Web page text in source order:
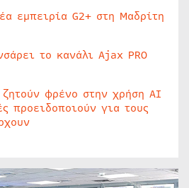
εμπειρία G2+ στη Μαδρίτη
το κανάλι Ajax PRO
ζητούν φρένο στην χρήση AI
προειδοποιούν για τους